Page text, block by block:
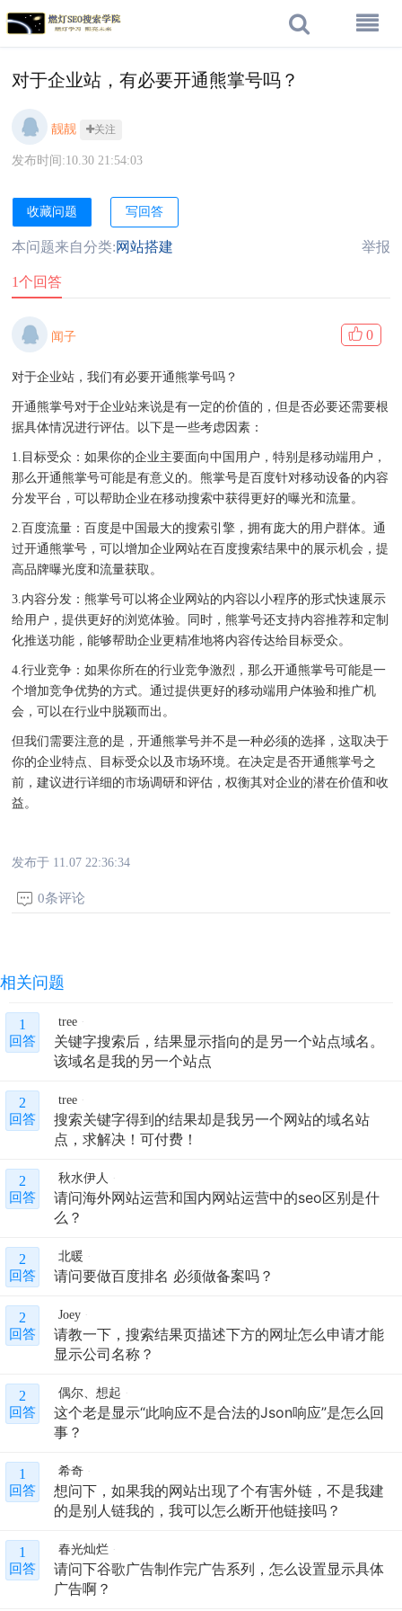
对于企业站，有必要开通熊掌号吗？
靓靓 关注
发布时间:10.30 21:54:03
收藏问题 写回答
本问题来自分类:网站搭建 举报
1个回答
闻子 0
对于企业站，我们有必要开通熊掌号吗？
开通熊掌号对于企业站来说是有一定的价值的，但是否必要还需要根
据具体情况进行评估。以下是一些考虑因素：
1.目标受众：如果你的企业主要面向中国用户，特别是移动端用户，
那么开通熊掌号可能是有意义的。熊掌号是百度针对移动设备的内容
分发平台，可以帮助企业在移动搜索中获得更好的曝光和流量。
2.百度流量：百度是中国最大的搜索引擎，拥有庞大的用户群体。通
过开通熊掌号，可以增加企业网站在百度搜索结果中的展示机会，提
高品牌曝光度和流量获取。
3.内容分发：熊掌号可以将企业网站的内容以小程序的形式快速展示
给用户，提供更好的浏览体验。同时，熊掌号还支持内容推荐和定制
化推送功能，能够帮助企业更精准地将内容传达给目标受众。
4.行业竞争：如果你所在的行业竞争激烈，那么开通熊掌号可能是一
个增加竞争优势的方式。通过提供更好的移动端用户体验和推广机
会，可以在行业中脱颖而出。
但我们需要注意的是，开通熊掌号并不是一种必须的选择，这取决于
你的企业特点、目标受众以及市场环境。在决定是否开通熊掌号之
前，建议进行详细的市场调研和评估，权衡其对企业的潜在价值和收
益。
发布于 11.07 22:36:34
0条评论
相关问题
1
回答
tree
关键字搜索后，结果显示指向的是另一个站点域名。
该域名是我的另一个站点
2
回答
tree
搜索关键字得到的结果却是我另一个网站的域名站
点，求解决！可付费！
2
回答
秋水伊人
请问海外网站运营和国内网站运营中的seo区别是什
么？
2
回答
北暖
请问要做百度排名 必须做备案吗？
2
回答
Joey
请教一下，搜索结果页描述下方的网址怎么申请才能
显示公司名称？
2
回答
偶尔、想起
这个老是显示“此响应不是合法的Json响应”是怎么回
事？
1
回答
希奇
想问下，如果我的网站出现了个有害外链，不是我建
的是别人链我的，我可以怎么断开他链接吗？
1
回答
春光灿烂
请问下谷歌广告制作完广告系列，怎么设置显示具体
广告啊？